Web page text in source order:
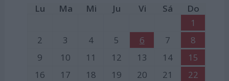
Lu Ma Mi Ju Vi Sá
Do
1
2
3 4 5 6 7
8
9
10 11 12 13 14
15
16
17 18 19 20 21
22